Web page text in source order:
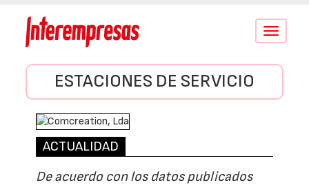
Conmutar
ESTACIONES DE SERVICIO
ACTUALIDAD
De acuerdo con los datos publicados